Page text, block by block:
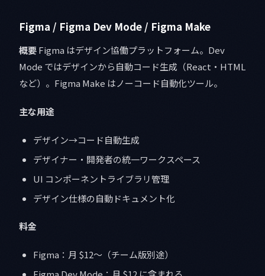
Figma / Figma Dev Mode / Figma Make
概要Figma はデザイン協働プラットフォーム。Dev
Mode ではデザインから自動コード生成（React・HTML
など）。Figma Make はノーコード自動化ツール。
主な用途
デザイン→コード自動生成
デザイナー・開発者の統一ワークスペース
UI コンポーネントライブラリ管理
デザイン仕様の自動ドキュメント化
料金
Figma：月 $12〜（チーム版別途）